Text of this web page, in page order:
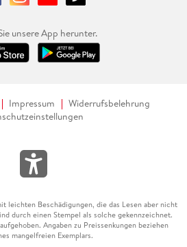
unsere App herunter.
Impressum
Widerrufsbelehrung
leichten Beschädigungen, die das Lesen aber nicht
durch einen Stempel als solche gekennzeichnet.
Angaben zu Preissenkungen beziehen
mangelfreien Exemplars.